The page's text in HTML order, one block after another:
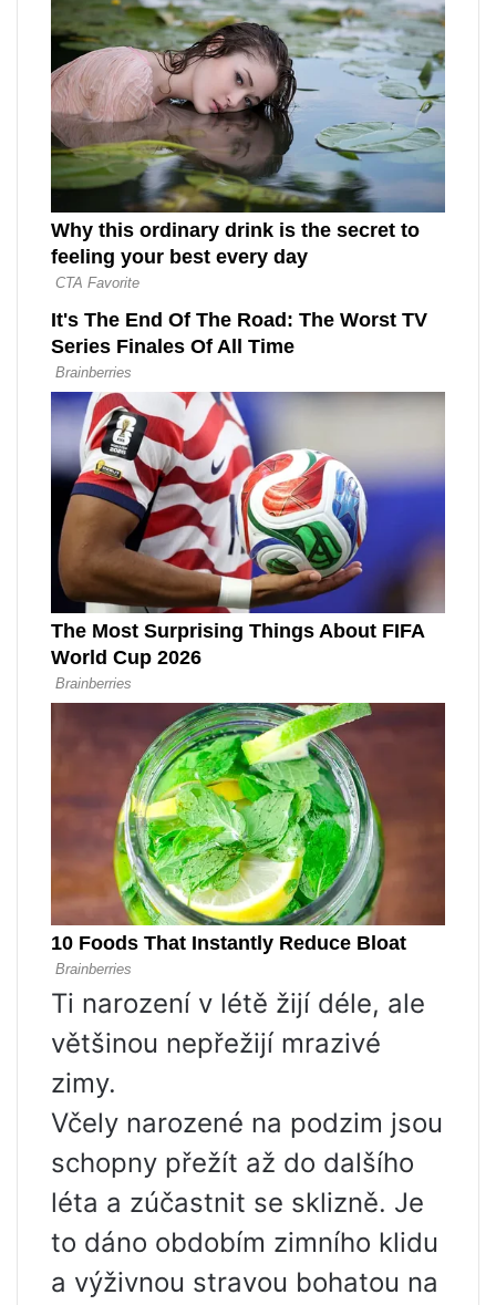
Ti narození v létě žijí déle, ale
většinou nepřežijí mrazivé
zimy.
Včely narozené na podzim jsou
schopny přežít až do dalšího
léta a zúčastnit se sklizně. Je
to dáno obdobím zimního klidu
a výživnou stravou bohatou na